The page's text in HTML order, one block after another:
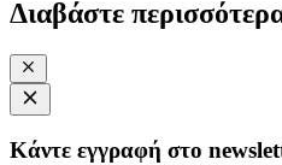
Διαβάστε
Κάντε εγγραφή στο